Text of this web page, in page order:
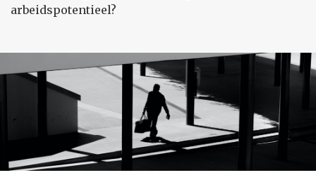
arbeidspotentieel?